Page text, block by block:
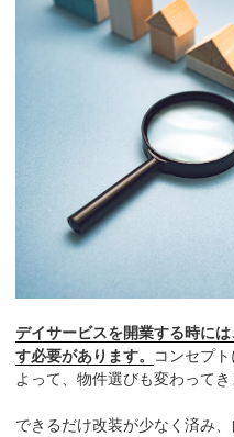
デイサービスを開業する時に
す必要があります。 コンセプ
よって、物件選びも変わってき
できるだけ改装が少なく済み